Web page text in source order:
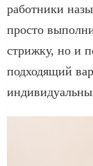
работники
просто
стрижку, но и
подходящий